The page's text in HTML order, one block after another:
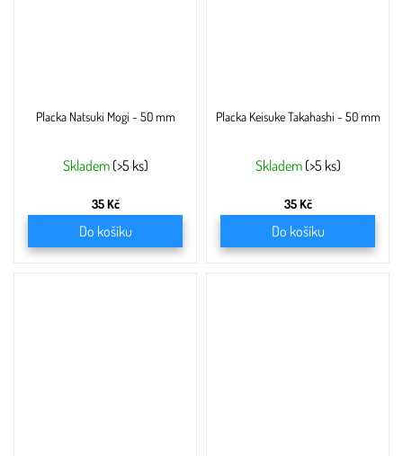
Placka Natsuki Mogi - 50 mm
Skladem (>5 ks)
35 Kč
Do košíku
Placka Keisuke Takahashi - 50 mm
Skladem (>5 ks)
35 Kč
Do košíku